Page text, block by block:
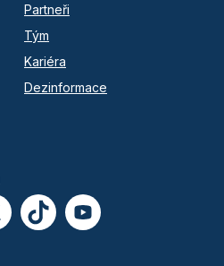
Partneři
Tým
Kariéra
Dezinformace